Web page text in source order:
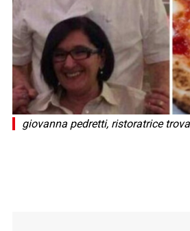
giovanna pedretti, ristoratrice